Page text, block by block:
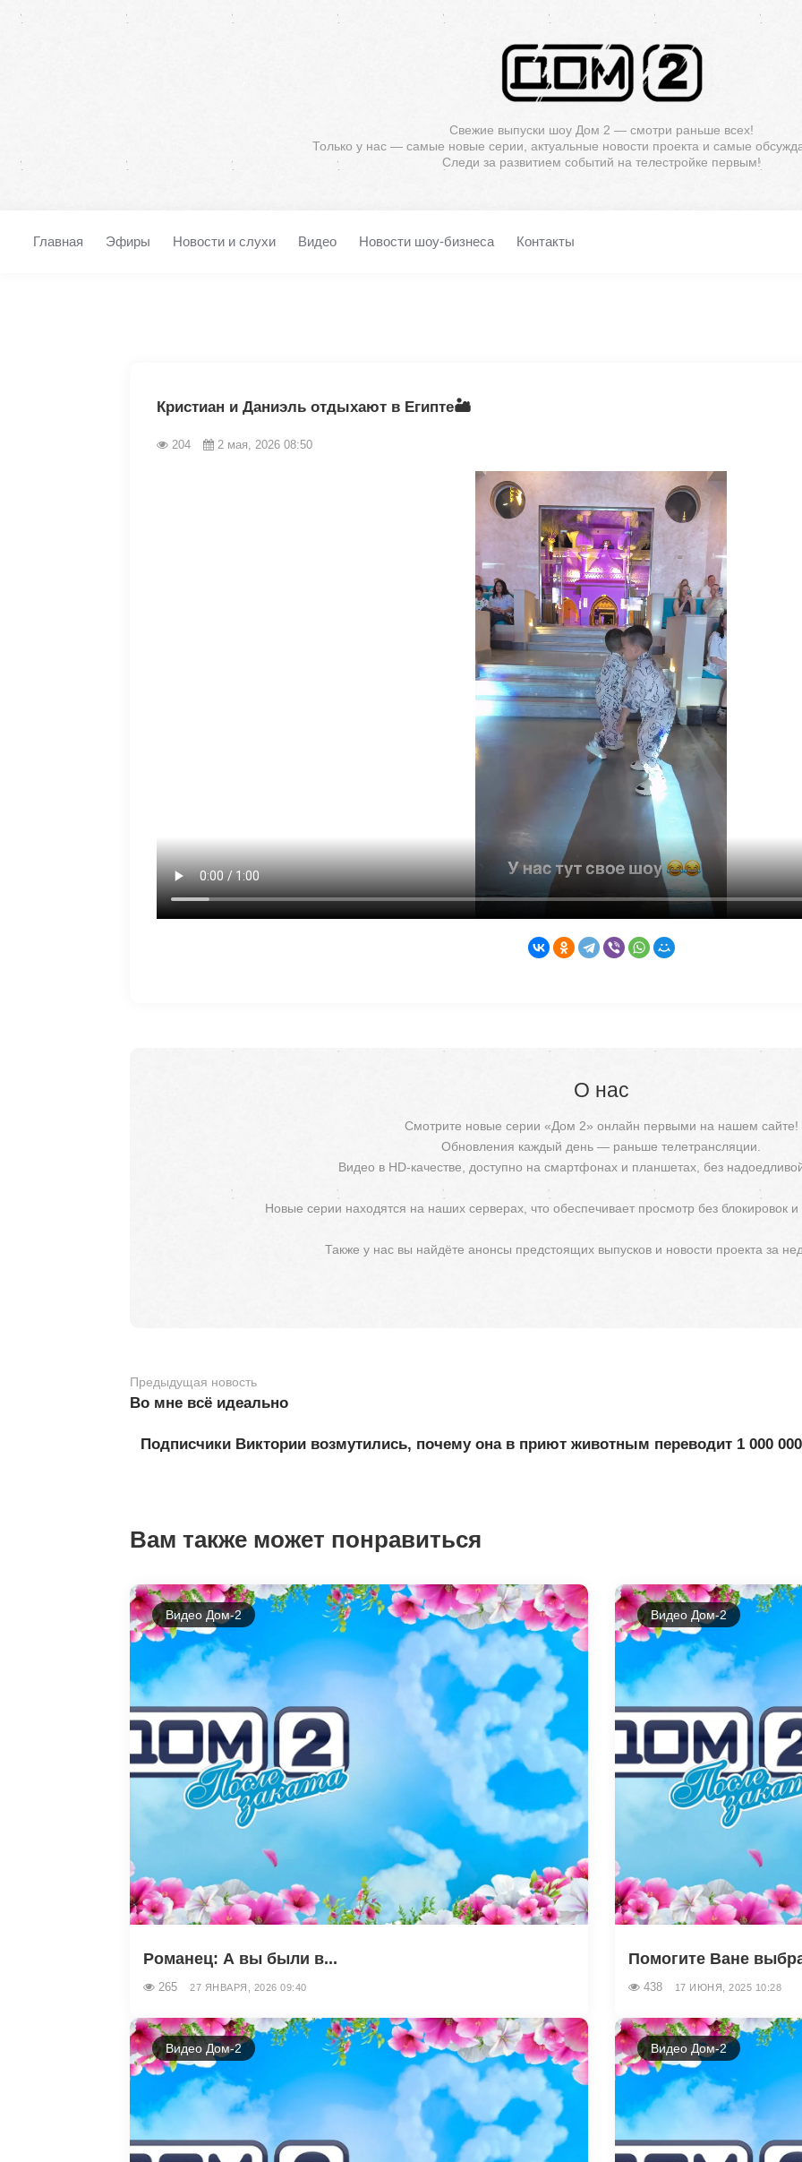
Свежие выпуски шоу Дом 2 — смотри раньше всех!
Только у нас — самые новые серии, актуальные новости проекта и самые
Следи за развитием событий на телестройке первым!
Главная Эфиры Новости и слухи Видео Новости шоу-бизнеса Контакты
Кристиан и Даниэль отдыхают в Египте🏜
204 2 мая, 2026 08:50
О нас
Смотрите новые серии «Дом 2» онлайн первыми на нашем сайте!
Обновления каждый день — раньше телетрансляции.
Видео в HD-качестве, доступно на смартфонах и планшетах, без
Новые серии находятся на наших серверах, что обеспечивает просмотр без блокировок
Также у нас вы найдёте анонсы предстоящих выпусков и новости проекта за
Предыдущая новость
Во мне всё идеально
Подписчики Виктории возмутились, почему она в приют животным переводит 1 000
Вам также может понравиться
Видео Дом-2
Романец: А вы были в...
265 27 ЯНВАРЯ, 2026 09:40
Видео Дом-2
Помогите Ване
438 17 ИЮНЯ, 2025 10:28
Видео Дом-2 Видео Дом-2